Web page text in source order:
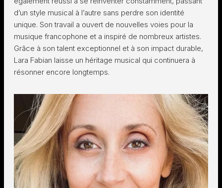
d’un style musical à l’autre sans perdre son identité
unique. Son travail a ouvert de nouvelles voies pour la
musique francophone et a inspiré de nombreux artistes.
Grâce à son talent exceptionnel et à son impact durable,
Lara Fabian laisse un héritage musical qui continuera à
résonner encore longtemps.